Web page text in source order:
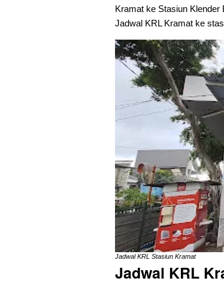
Kramat ke Stasiun
Jadwal KRL Kramat ke
Jadwal KRL Stasiun Kramat
Jadwal KRL